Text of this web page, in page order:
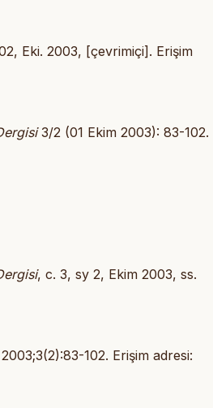
Eki. 2003, [çevrimiçi]. Erişim
3/2 (01 Ekim 2003): 83-102.
, c. 3, sy 2, Ekim 2003, ss.
102. Erişim adresi: